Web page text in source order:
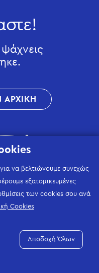
ΑΡΧΙΚΗ
να βελτιώνουμε συνεχώς
εξατομικευμένες
των cookies σου ανά
Cookies
Αποδοχή Όλων